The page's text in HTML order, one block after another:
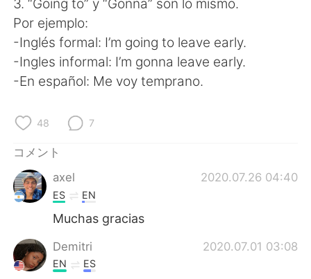
Por ejemplo:
-Inglés formal: I’m going to leave early.
-Ingles informal: I’m gonna leave early.
-En español: Me voy temprano.
48 7
コメント
axel
2020.07.26 04:40
ES EN
Muchas gracias
Demitri 2020.07.01 03:08
EN ES